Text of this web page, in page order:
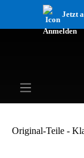
Jetzt
Original-Teile -